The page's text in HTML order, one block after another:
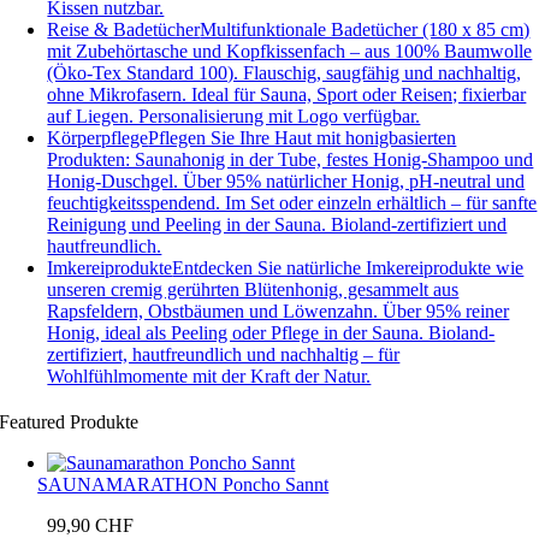
Kissen nutzbar.
Reise & BadetücherMultifunktionale Badetücher (180 x 85 cm)
mit Zubehörtasche und Kopfkissenfach – aus 100% Baumwolle
(Öko-Tex Standard 100). Flauschig, saugfähig und nachhaltig,
ohne Mikrofasern. Ideal für Sauna, Sport oder Reisen; fixierbar
auf Liegen. Personalisierung mit Logo verfügbar.
KörperpflegePflegen Sie Ihre Haut mit honigbasierten
Produkten: Saunahonig in der Tube, festes Honig-Shampoo und
Honig-Duschgel. Über 95% natürlicher Honig, pH-neutral und
feuchtigkeitsspendend. Im Set oder einzeln erhältlich – für sanfte
Reinigung und Peeling in der Sauna. Bioland-zertifiziert und
hautfreundlich.
ImkereiprodukteEntdecken Sie natürliche Imkereiprodukte wie
unseren cremig gerührten Blütenhonig, gesammelt aus
Rapsfeldern, Obstbäumen und Löwenzahn. Über 95% reiner
Honig, ideal als Peeling oder Pflege in der Sauna. Bioland-
zertifiziert, hautfreundlich und nachhaltig – für
Wohlfühlmomente mit der Kraft der Natur.
Featured Produkte
SAUNAMARATHON Poncho Sannt
99,90CHF